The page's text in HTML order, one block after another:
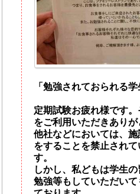
「勉強されておられる
定期試験お疲れ様です
をご利用いただきありが
他社などにおいては、
をすることを禁止され
す。
しかし、私どもは学生の
勉強等もしていただいて